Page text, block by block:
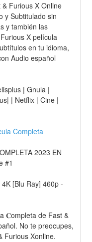
Furious X Online
y Subtitulado sin
y también las
X película
en tu idioma,
Audio español
| Gnula |
| Netflix | Cine |
Completa
2023 EN
#1
[Blu Ray] 460p -
𝐂ompleta de Fast &
No te preocupes,
Furious Xonline.